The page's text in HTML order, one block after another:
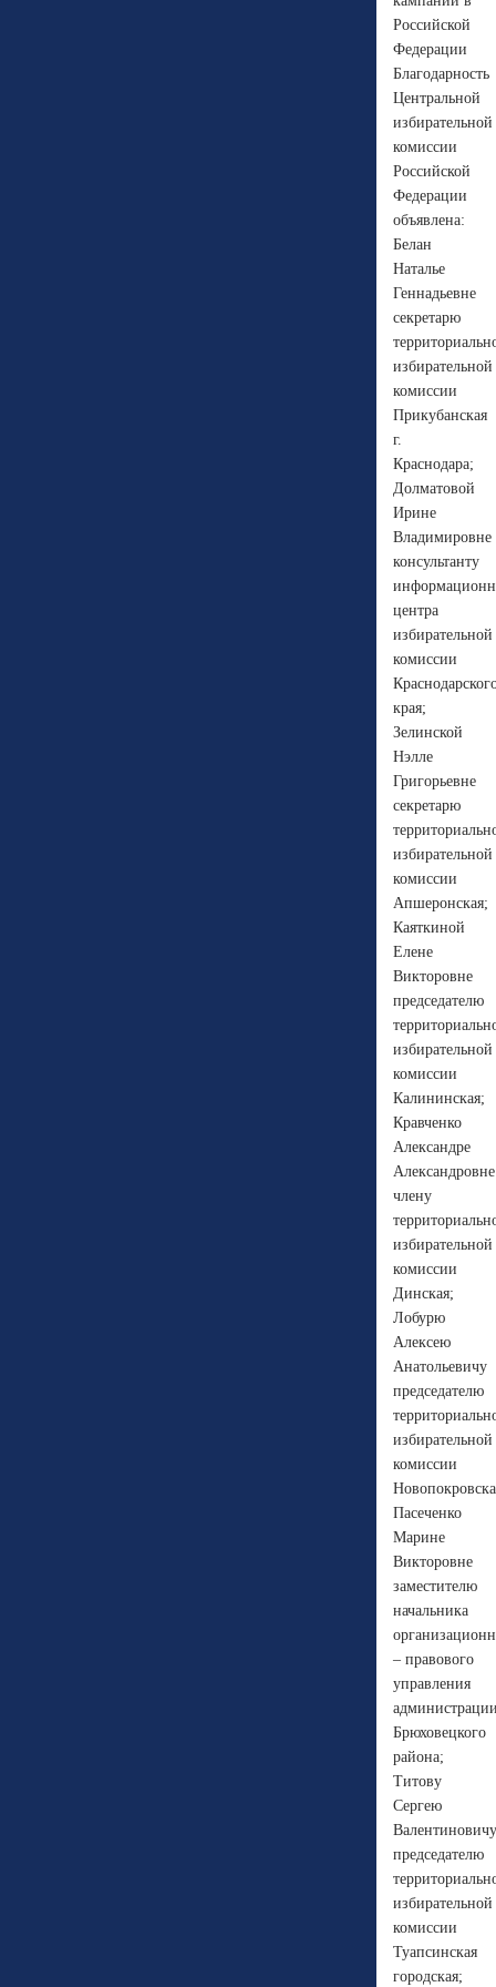
Российской
Федерации
Благодарность
Центральной
избирательной
комиссии
Российской
Федерации
объявлена:
Белан
Наталье
Геннадьевне
секретарю
избирательной
комиссии
Прикубанская
г.
Краснодара;
Долматовой
Ирине
Владимировне
консультанту
центра
избирательной
комиссии
края;
Зелинской
Нэлле
Григорьевне
секретарю
избирательной
комиссии
Апшеронская;
Каяткиной
Елене
Викторовне
председателю
избирательной
комиссии
Калининская;
Кравченко
Александре
Александровне
члену
избирательной
комиссии
Динская;
Лобурю
Алексею
Анатольевичу
председателю
избирательной
комиссии
Пасеченко
Марине
Викторовне
заместителю
начальника
– правового
управления
Брюховецкого
района;
Титову
Сергею
Валентиновичу
председателю
избирательной
комиссии
Туапсинская
городская;